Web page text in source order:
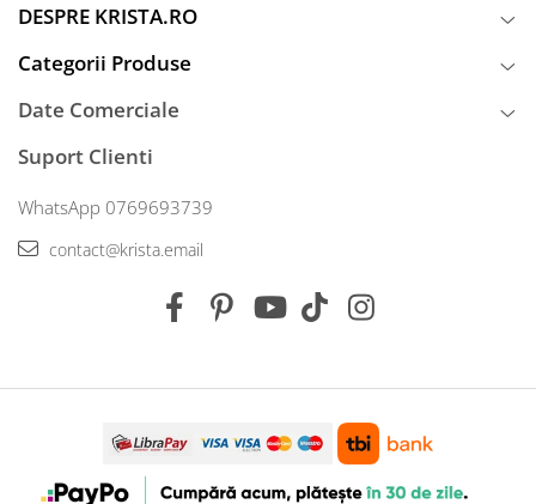
DESPRE KRISTA.RO
Categorii Produse
Date Comerciale
Suport Clienti
WhatsApp 0769693739
contact@krista.email